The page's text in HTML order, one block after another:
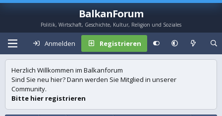
BalkanForum
Politik, Wirtschaft, Geschichte, Kultur, Religion und Soziales
Anmelden Registrieren
Herzlich Willkommen im Balkanforum
Sind Sie neu hier? Dann werden Sie Mitglied in unserer
Community.
Bitte hier registrieren